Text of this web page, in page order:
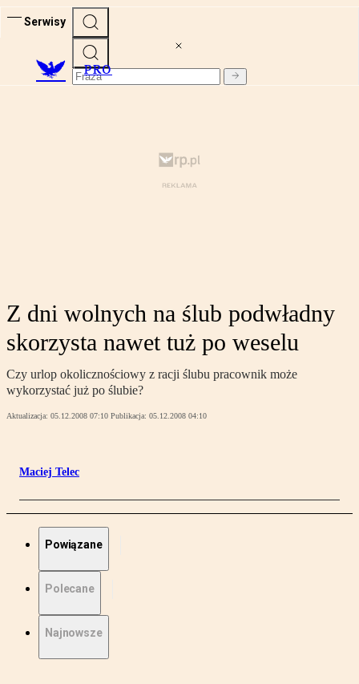
Serwisy
PRO
Z dni wolnych na ślub podwładny
skorzysta nawet tuż po weselu
Czy urlop okolicznościowy z racji ślubu pracownik może
wykorzystać już po ślubie?
Aktualizacja: 05.12.2008 07:10 Publikacja: 05.12.2008 04:10
Maciej Telec
Powiązane
Polecane
Najnowsze